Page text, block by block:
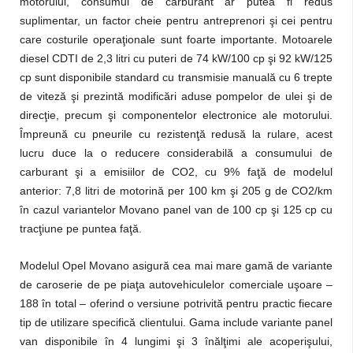
suplimentar, un factor cheie pentru antreprenori şi cei pentru
care costurile operaţionale sunt foarte importante. Motoarele
diesel CDTI de 2,3 litri cu puteri de 74 kW/100 cp şi 92 kW/125
cp sunt disponibile standard cu transmisie manuală cu 6 trepte
de viteză şi prezintă modificări aduse pompelor de ulei şi de
direcţie, precum şi componentelor electronice ale motorului.
Împreună cu pneurile cu rezistenţă redusă la rulare, acest
lucru duce la o reducere considerabilă a consumului de
carburant şi a emisiilor de CO2, cu 9% faţă de modelul
anterior: 7,8 litri de motorină per 100 km şi 205 g de CO2/km
în cazul variantelor Movano panel van de 100 cp şi 125 cp cu
tracţiune pe puntea faţă.
Modelul Opel Movano asigură cea mai mare gamă de variante
de caroserie de pe piaţa autovehiculelor comerciale uşoare –
188 în total – oferind o versiune potrivită pentru practic fiecare
tip de utilizare specifică clientului. Gama include variante panel
van disponibile în 4 lungimi şi 3 înălţimi ale acoperişului,